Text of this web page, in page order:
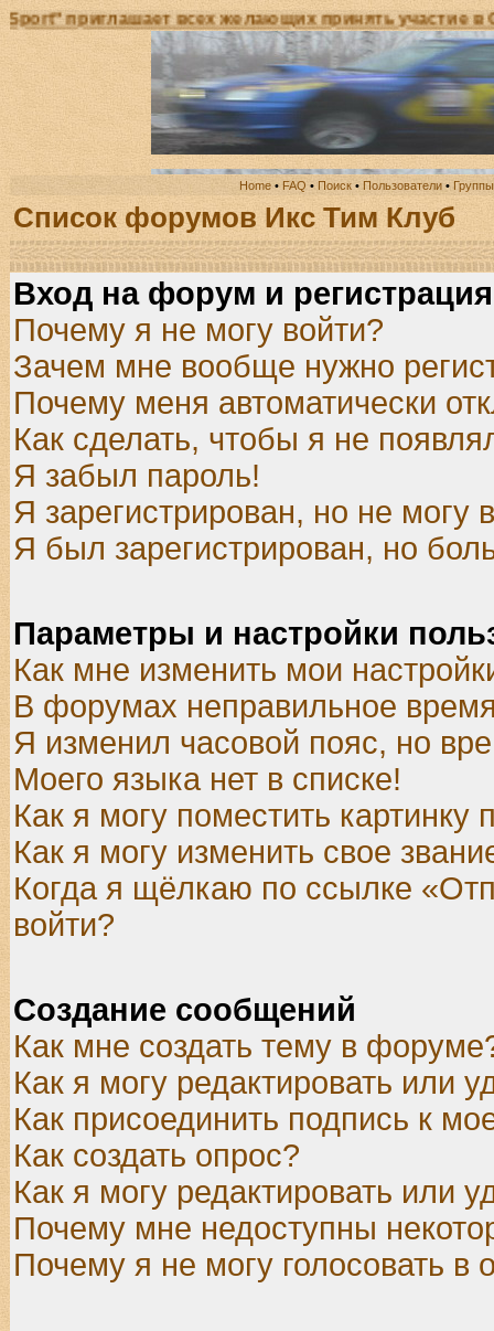
всех желающих принять участие в Открытом
Home • FAQ • Поиск • Пользователи • Группы
Список форумов Икс Тим Клуб
Вход на форум и регистрация
Почему я не могу войти?
Зачем мне вообще нужно
Почему меня автоматически
Как сделать, чтобы я не
Я забыл пароль!
Я зарегистрирован, но не могу
Я был зарегистрирован, но
Параметры и настройки
Как мне изменить мои
В форумах неправильное
Я изменил часовой пояс, но
Моего языка нет в списке!
Как я могу поместить
Как я могу изменить свое
Когда я щёлкаю по ссылке
войти?
Создание сообщений
Как мне создать тему в
Как я могу редактировать или
Как присоединить подпись к
Как создать опрос?
Как я могу редактировать или
Почему мне недоступны
Почему я не могу голосовать в